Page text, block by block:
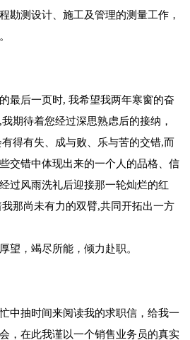
勘测设计、施工及管理的测量工作，
最后一页时, 我希望我两年寒窗的奋
期待着您经过深思熟虑后的接纳，
得有失、成与败、乐与苦的交错,而
交错中体现出来的一个人的品格、信
过风雨洗礼后迎接那一轮灿烂的红
那尚未有力的双臂,共同开拓出一方
望，竭尽所能，倾力赴职。
中抽时间来阅读我的求职信，给我一
，在此我谨以一个销售业务员的真实